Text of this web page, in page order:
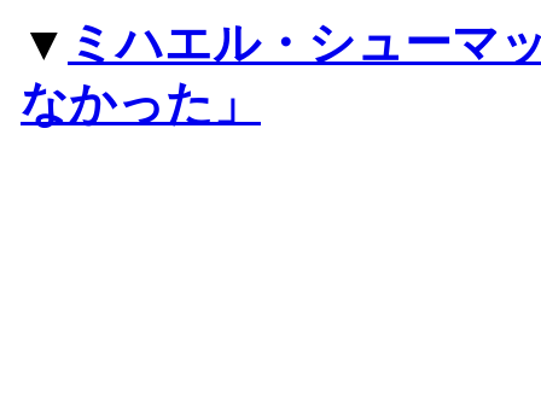
▼ ミハエル・シューマ
なかった」